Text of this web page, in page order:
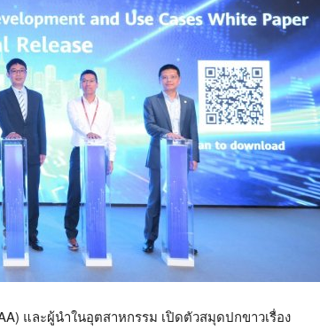
และผู้นำในอุตสาหกรรม เปิดตัวสมุดปกขาวเรื่อง